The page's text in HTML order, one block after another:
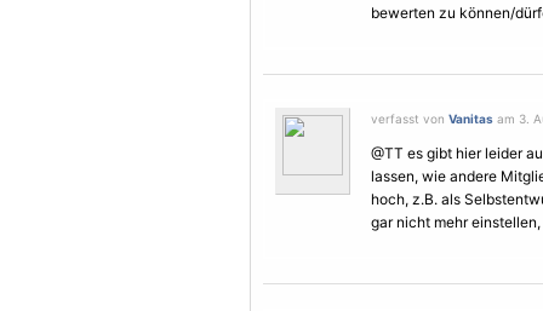
bewerten zu können/
verfasst von Vanitas am 3.
@TT es gibt hier leider
lassen, wie andere
hoch, z.B. als
gar nicht mehr